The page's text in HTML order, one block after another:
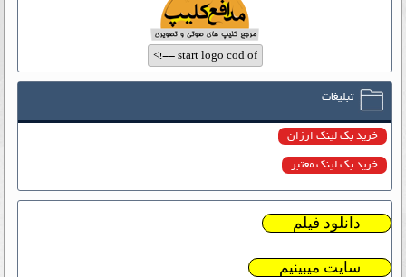
تبلیغات
خرید بک لینک ارزان
خرید بک لینک معتبر
دانلود فیلم
سایت میبینیم